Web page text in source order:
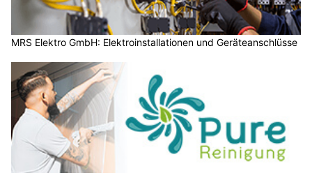
MRS Elektro GmbH: Elektroinstallationen und Geräteanschlüsse